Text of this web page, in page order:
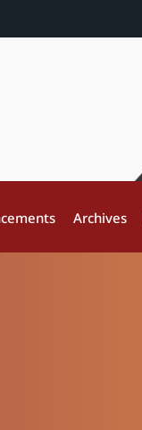
Archives